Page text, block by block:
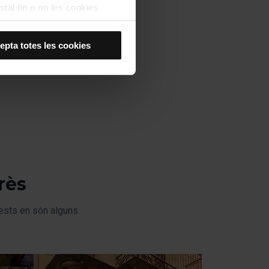
o no les cookies
de personalització,
totes les cookies
en són alguns.